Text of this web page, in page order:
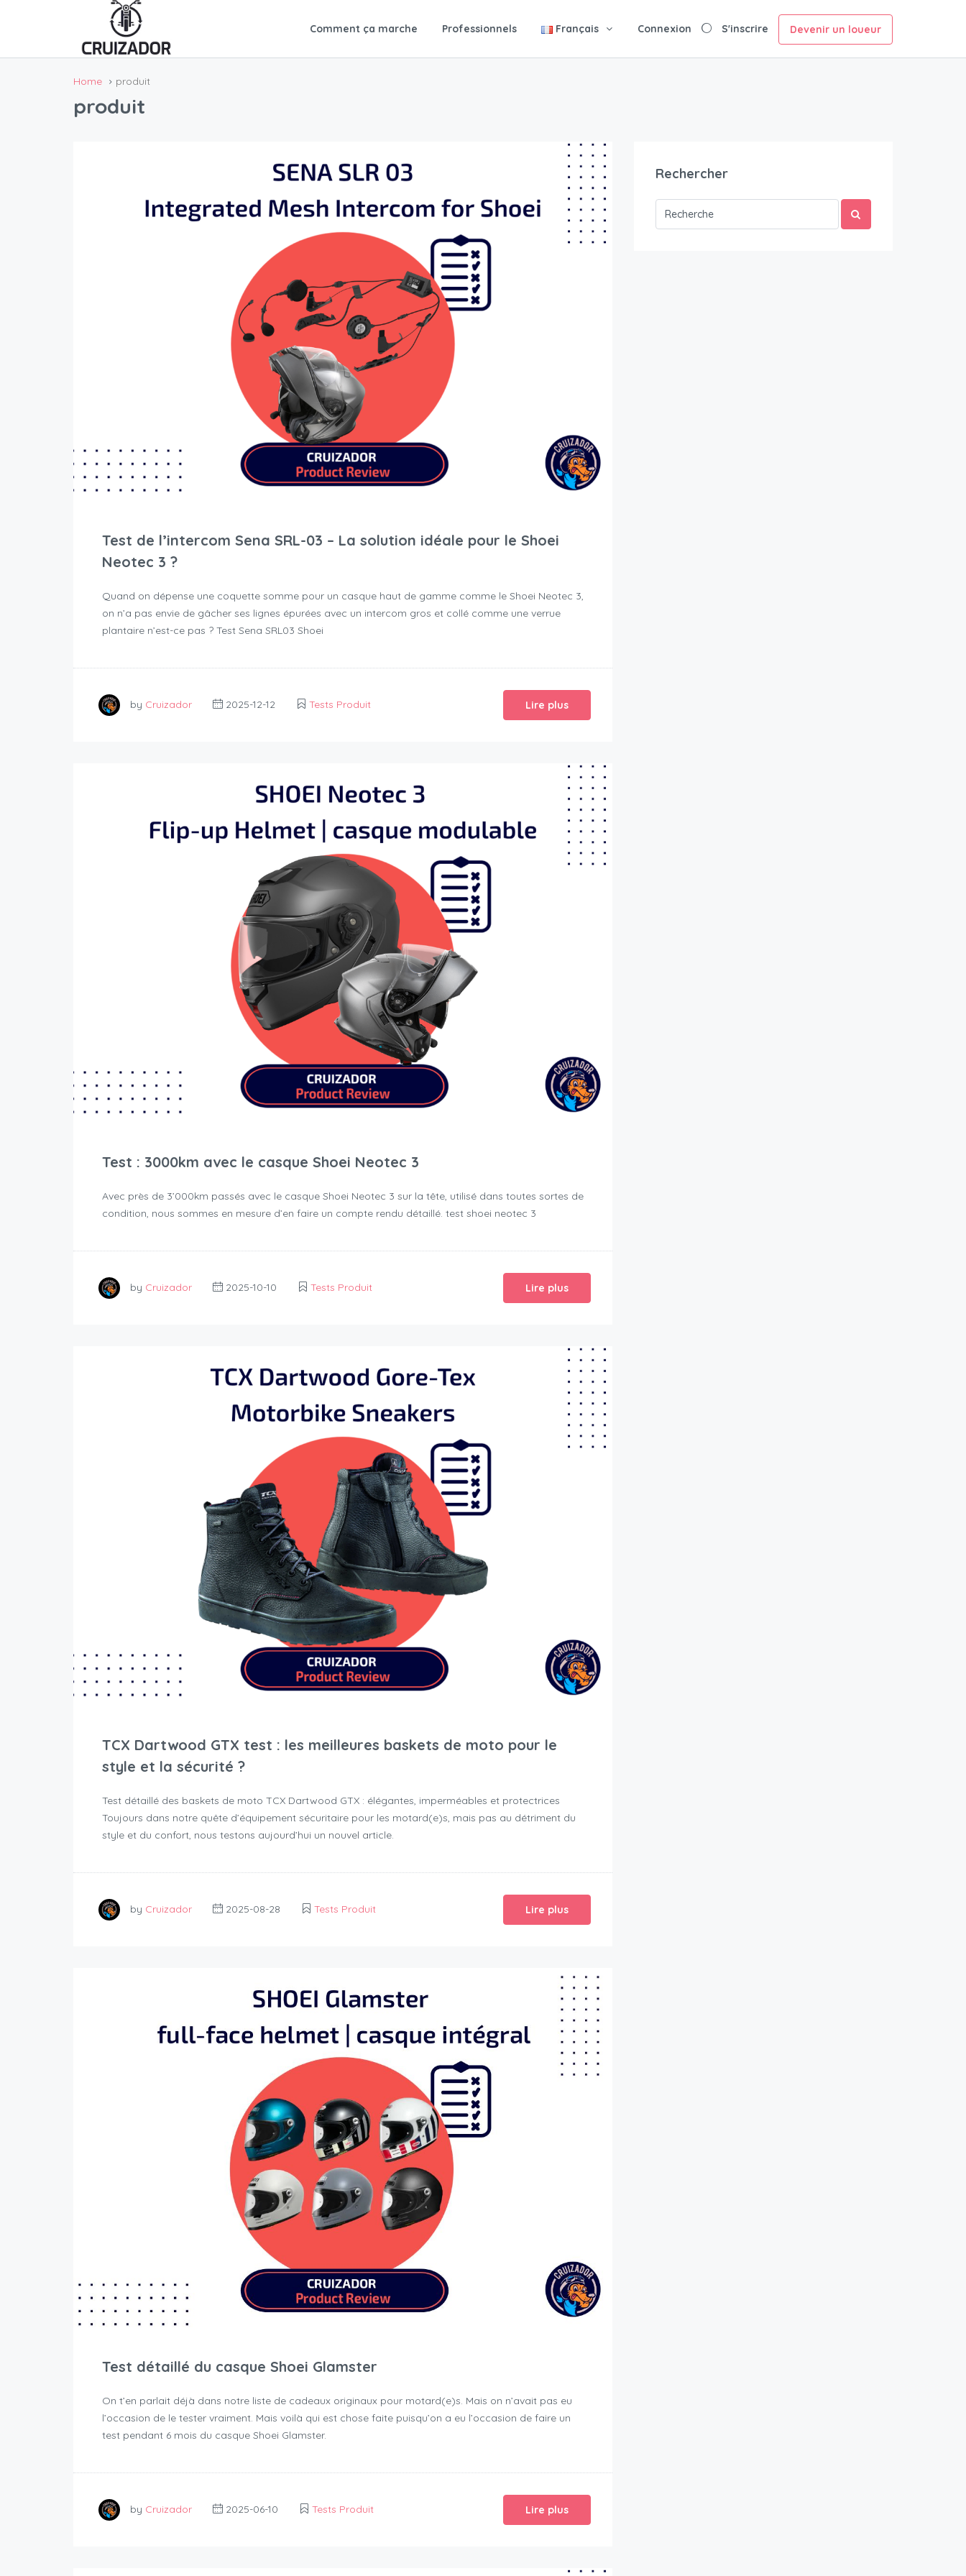
Comment ça marche Professionnels Français Connexion S'inscrire Devenir un loueur
Home produit
produit
Test de l’intercom Sena SRL-03 – La solution idéale pour le Shoei
Neotec 3 ?
Quand on dépense une coquette somme pour un casque haut de gamme comme le Shoei Neotec 3,
on n’a pas envie de gâcher ses lignes épurées avec un intercom gros et collé comme une verrue
plantaire n’est-ce pas ? Test Sena SRL03 Shoei
by Cruizador 2025-12-12 Tests Produit Lire plus
Test : 3000km avec le casque Shoei Neotec 3
Avec près de 3’000km passés avec le casque Shoei Neotec 3 sur la tête, utilisé dans toutes sortes de
condition, nous sommes en mesure d’en faire un compte rendu détaillé. test shoei neotec 3
by Cruizador 2025-10-10 Tests Produit Lire plus
TCX Dartwood GTX test : les meilleures baskets de moto pour le
style et la sécurité ?
Test détaillé des baskets de moto TCX Dartwood GTX : élégantes, imperméables et protectrices
Toujours dans notre quête d’équipement sécuritaire pour les motard(e)s, mais pas au détriment du
style et du confort, nous testons aujourd’hui un nouvel article.
by Cruizador 2025-08-28 Tests Produit Lire plus
Test détaillé du casque Shoei Glamster
On t’en parlait déjà dans notre liste de cadeaux originaux pour motard(e)s. Mais on n’avait pas eu
l’occasion de le tester vraiment. Mais voilà qui est chose faite puisqu’on a eu l’occasion de faire un
test pendant 6 mois du casque Shoei Glamster.
by Cruizador 2025-06-10 Tests Produit Lire plus
Rechercher